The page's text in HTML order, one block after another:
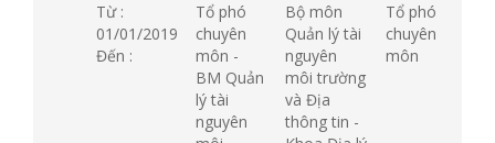
Từ :
01/01/2019
Đến :
Tổ phó
chuyên
môn -
BM Quản
lý tài
nguyên
Bộ môn
Quản lý tài
nguyên
môi trường
và Địa
thông tin -
Tổ phó
chuyên
môn